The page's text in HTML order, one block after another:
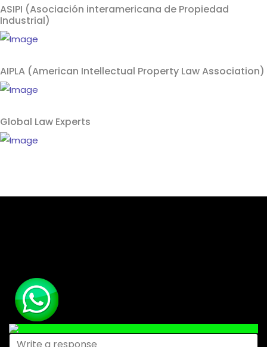
ASIPI (Asociación interamericana de Propiedad
Industrial)
AIPLA (American Intellectual Property Law Association)
Global Law Experts